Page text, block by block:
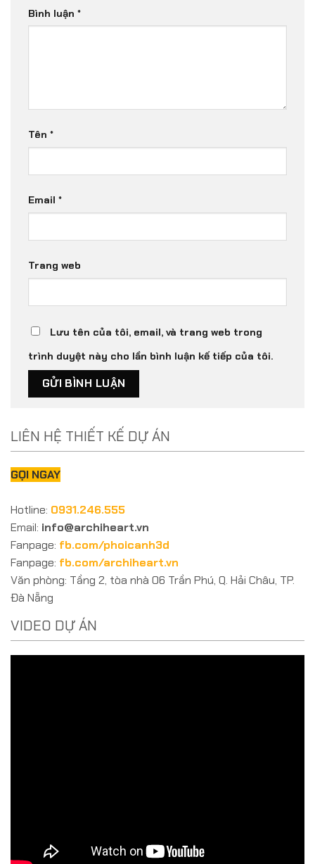
Bình luận *
Tên *
Email *
Trang web
Lưu tên của tôi, email, và trang web trong
trình duyệt này cho lần bình luận kế tiếp của tôi.
LIÊN HỆ THIẾT KẾ DỰ ÁN
GỌI NGAY
Hotline: 0931.246.555
Email: info@archiheart.vn
Fanpage: fb.com/phoicanh3d
Fanpage: fb.com/archiheart.vn
Văn phòng: Tầng 2, tòa nhà 06 Trần Phú, Q. Hải Châu, TP.
Đà Nẵng
VIDEO DỰ ÁN